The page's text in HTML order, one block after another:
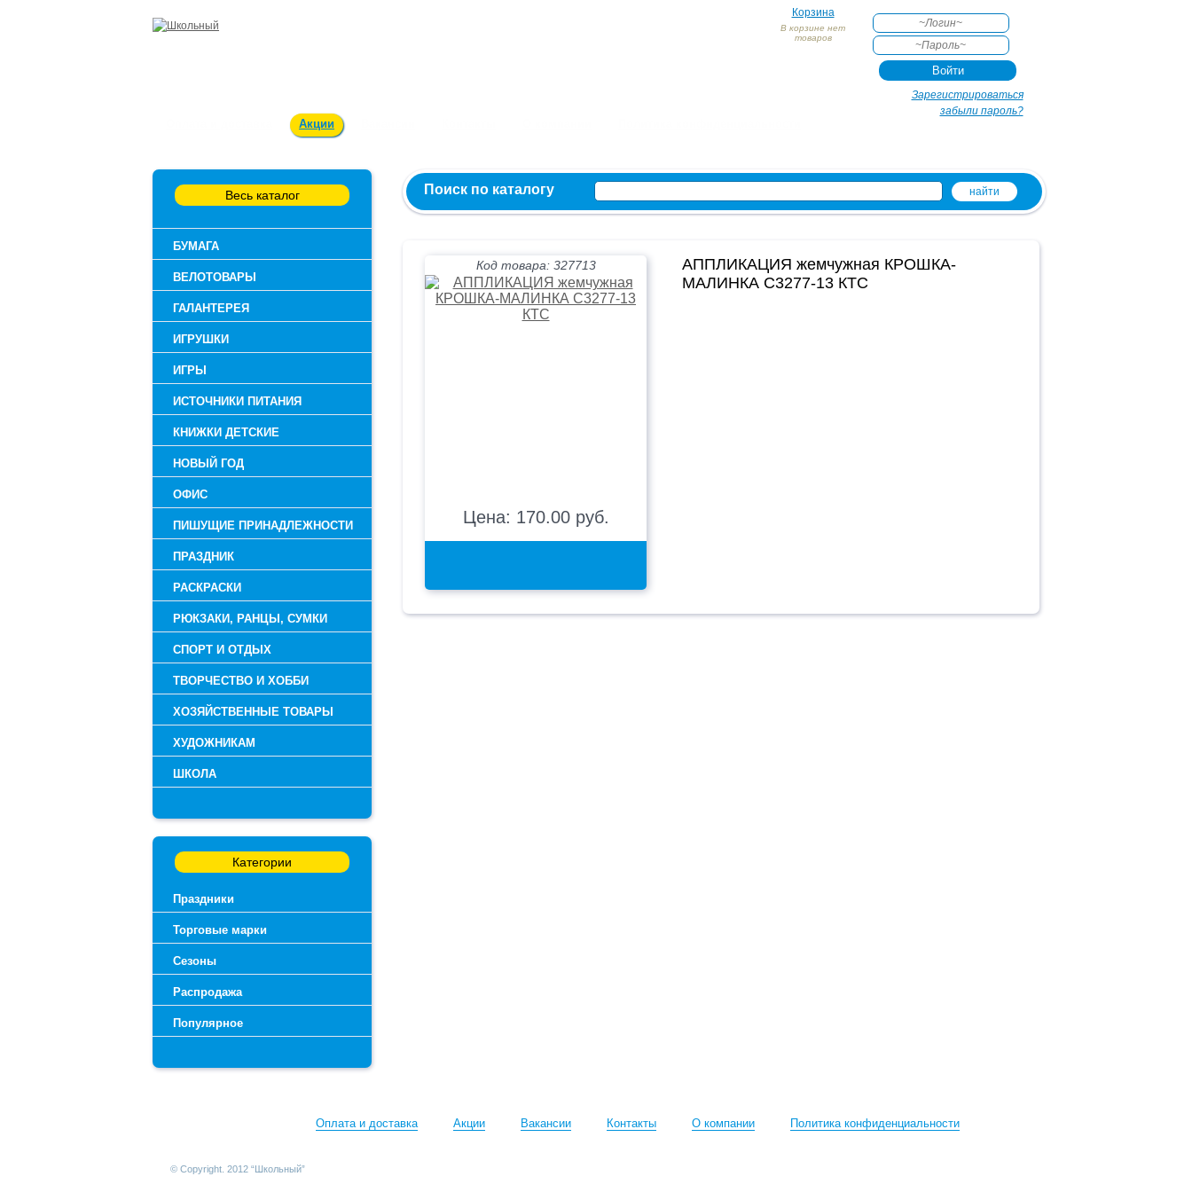
Корзина
В корзине нет
товаров
Зарегистрироваться
забыли пароль?
Акции
Весь каталог
БУМАГА
ВЕЛОТОВАРЫ
ГАЛАНТЕРЕЯ
ИГРУШКИ
ИГРЫ
ИСТОЧНИКИ ПИТАНИЯ
КНИЖКИ ДЕТСКИЕ
НОВЫЙ ГОД
ОФИС
ПИШУЩИЕ ПРИНАДЛЕЖНОСТИ
ПРАЗДНИК
РАСКРАСКИ
РЮКЗАКИ, РАНЦЫ, СУМКИ
СПОРТ И ОТДЫХ
ТВОРЧЕСТВО И ХОББИ
ХОЗЯЙСТВЕННЫЕ ТОВАРЫ
ХУДОЖНИКАМ
ШКОЛА
Категории
Праздники
Торговые марки
Сезоны
Распродажа
Популярное
Поиск по каталогу
Код товара: 327713
Цена: 170.00 руб.
АППЛИКАЦИЯ жемчужная КРОШКА-
МАЛИНКА С3277-13 КТС
Оплата и доставка Акции Вакансии Контакты О компании Политика конфиденциальности
© Copyright. 2012 “Школьный”